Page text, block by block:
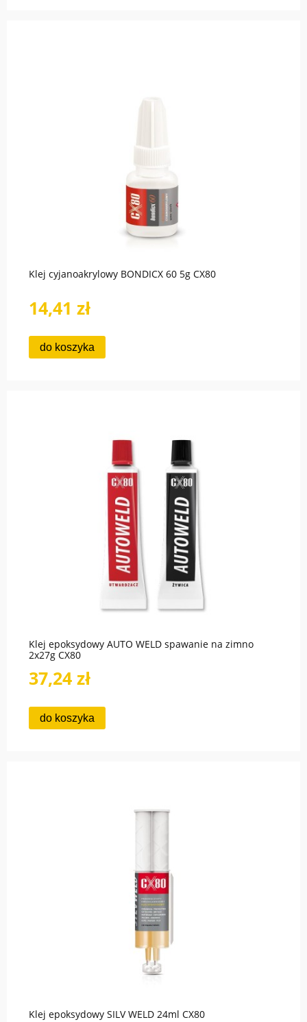
Klej cyjanoakrylowy BONDICX 60 5g CX80
14,41 zł
do koszyka
Klej epoksydowy AUTO WELD spawanie na zimno
2x27g CX80
37,24 zł
do koszyka
Klej epoksydowy SILV WELD 24ml CX80